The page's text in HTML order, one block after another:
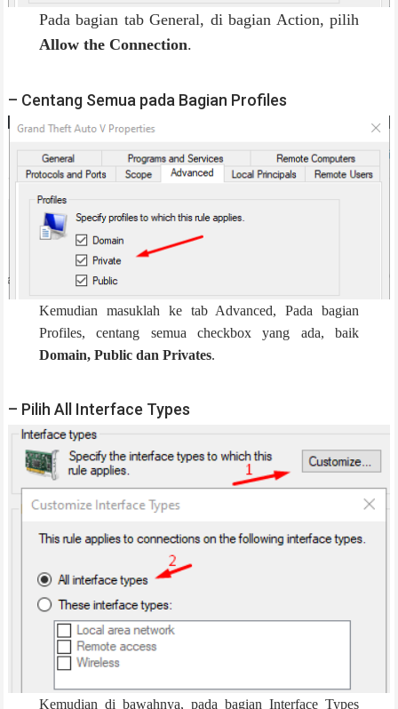
Pada bagian tab General, di bagian Action, pilih
Allow the Connection.
– Centang Semua pada Bagian Profiles
Kemudian masuklah ke tab Advanced, Pada bagian
Profiles, centang semua checkbox yang ada, baik
Domain, Public dan Privates.
– Pilih All Interface Types
Kemudian di bawahnya, pada bagian Interface Types